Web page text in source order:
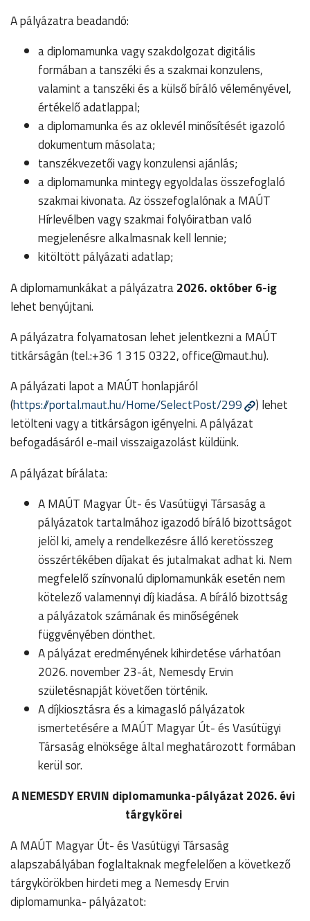
A pályázatra beadandó:
a diplomamunka vagy szakdolgozat digitális
formában a tanszéki és a szakmai konzulens,
valamint a tanszéki és a külső bíráló véleményével,
értékelő adatlappal;
a diplomamunka és az oklevél minősítését igazoló
dokumentum másolata;
tanszékvezetői vagy konzulensi ajánlás;
a diplomamunka mintegy egyoldalas összefoglaló
szakmai kivonata. Az összefoglalónak a MAÚT
Hírlevélben vagy szakmai folyóiratban való
megjelenésre alkalmasnak kell lennie;
kitöltött pályázati adatlap;
A diplomamunkákat a pályázatra2026. október 6-ig
lehet benyújtani.
A pályázatra folyamatosan lehet jelentkezni a MAÚT
titkárságán (tel.:+36 1 315 0322,office@maut.hu).
A pályázati lapot a MAÚT honlapjáról
(https://portal.maut.hu/Home/SelectPost/299
) lehet
letölteni vagy a titkárságon igényelni. A pályázat
befogadásáról e-mail visszaigazolást küldünk.
A pályázat bírálata:
A MAÚT Magyar Út- és Vasútügyi Társaság a
pályázatok tartalmához igazodó bíráló bizottságot
jelöl ki, amely a rendelkezésre álló keretösszeg
összértékében díjakat és jutalmakat adhat ki. Nem
megfelelő színvonalú diplomamunkák esetén nem
kötelező valamennyi díj kiadása. A bíráló bizottság
a pályázatok számának és minőségének
függvényében dönthet.
A pályázat eredményének kihirdetése várhatóan
2026. november 23-át, Nemesdy Ervin
születésnapját követően történik.
A díjkiosztásra és a kimagasló pályázatok
ismertetésére a MAÚT Magyar Út- és Vasútügyi
Társaság elnöksége által meghatározott formában
kerül sor.
A NEMESDY ERVIN diplomamunka-pályázat 2026. évi
tárgykörei
A MAÚT Magyar Út- és Vasútügyi Társaság
alapszabályában foglaltaknak megfelelően a következő
tárgykörökben hirdeti meg a Nemesdy Ervin
diplomamunka- pályázatot: